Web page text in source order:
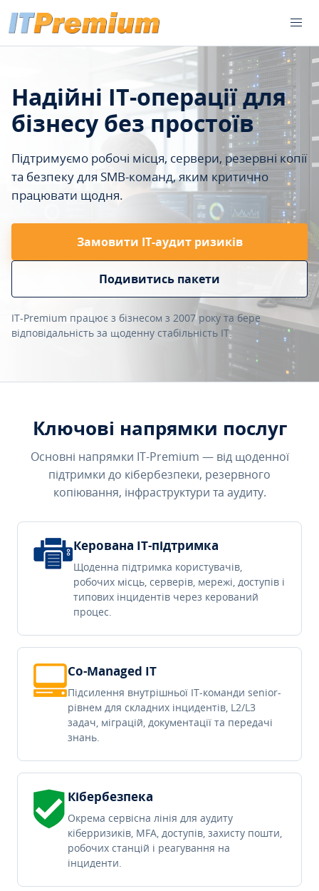
Надійні IT-операції для
бізнесу без простоїв
Підтримуємо робочі місця, сервери, резервні копії
та безпеку для SMB-команд, яким критично
працювати щодня.
Замовити ІТ-аудит ризиків
Подивитись пакети
IT-Premium працює з бізнесом з 2007 року та бере
відповідальність за щоденну стабільність IT.
Ключові напрямки послуг
Основні напрямки IT-Premium — від щоденної
підтримки до кібербезпеки, резервного
копіювання, інфраструктури та аудиту.
Керована IT-підтримка
Щоденна підтримка користувачів,
робочих місць, серверів, мережі, доступів і
типових інцидентів через керований
процес.
Co-Managed IT
Підсилення внутрішньої IT-команди senior-
рівнем для складних інцидентів, L2/L3
задач, міграцій, документації та передачі
знань.
Кібербезпека
Окрема сервісна лінія для аудиту
кіберризиків, MFA, доступів, захисту пошти,
робочих станцій і реагування на
інциденти.